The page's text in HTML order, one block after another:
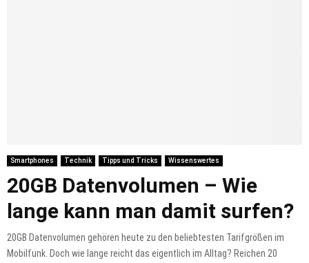
Smartphones Technik Tipps und Tricks Wissenswertes
20GB Datenvolumen – Wie
lange kann man damit surfen?
20GB Datenvolumen gehören heute zu den beliebtesten Tarifgrößen im
Mobilfunk. Doch wie lange reicht das eigentlich im Alltag? Reichen 20